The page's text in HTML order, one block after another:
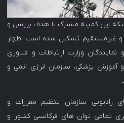
این کمیته مشترک با هدف بررسی و
غیرمستقیم تشکیل شده است اظهار
وزارت ارتباطات و فناوری
آموزش پژشکی، سازمان انرژی اتمی و
سازمان تنظیم مقررات و
تمامی توان های فرکانسی کشور و